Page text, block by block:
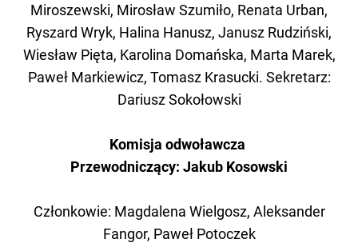
Miroszewski, Mirosław Szumiło, Renata Urban,
Ryszard Wryk, Halina Hanusz, Janusz Rudziński,
Wiesław Pięta, Karolina Domańska, Marta Marek,
Paweł Markiewicz, Tomasz Krasucki. Sekretarz:
Dariusz Sokołowski
Komisja odwoławcza
Przewodniczący: Jakub Kosowski
Członkowie: Magdalena Wielgosz, Aleksander
Fangor, Paweł Potoczek